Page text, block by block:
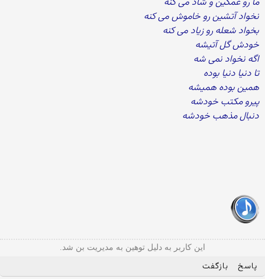
نخواد آتشین رو خاموش می کنه
بخواد شعله رو زیاد می کنه
خودش گل آتیشه
اگه نخواد نمی شه
تا دنیا دنیا بوده
همین بوده همیشه
پیرو مکتب خودشه
دنبال مذهب خودشه
این کاربر به دلیل توهین به مدیریت بن شد.
پاسخ بازگفت